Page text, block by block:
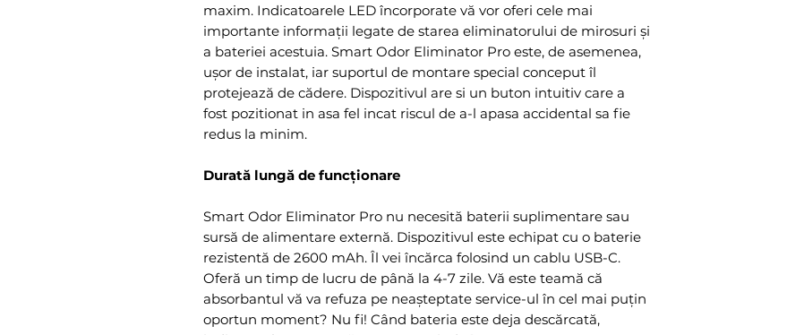
maxim. Indicatoarele LED încorporate vă vor oferi cele mai
importante informații legate de starea eliminatorului de mirosuri și
a bateriei acestuia. Smart Odor Eliminator Pro este, de asemenea,
ușor de instalat, iar suportul de montare special conceput îl
protejează de cădere. Dispozitivul are si un buton intuitiv care a
fost pozitionat in asa fel incat riscul de a-l apasa accidental sa fie
redus la minim.
Durată lungă de funcționare
Smart Odor Eliminator Pro nu necesită baterii suplimentare sau
sursă de alimentare externă. Dispozitivul este echipat cu o baterie
rezistentă de 2600 mAh. Îl vei încărca folosind un cablu USB-C.
Oferă un timp de lucru de până la 4-7 zile. Vă este teamă că
absorbantul vă va refuza pe neașteptate service-ul în cel mai puțin
oportun moment? Nu fi! Când bateria este deja descărcată,